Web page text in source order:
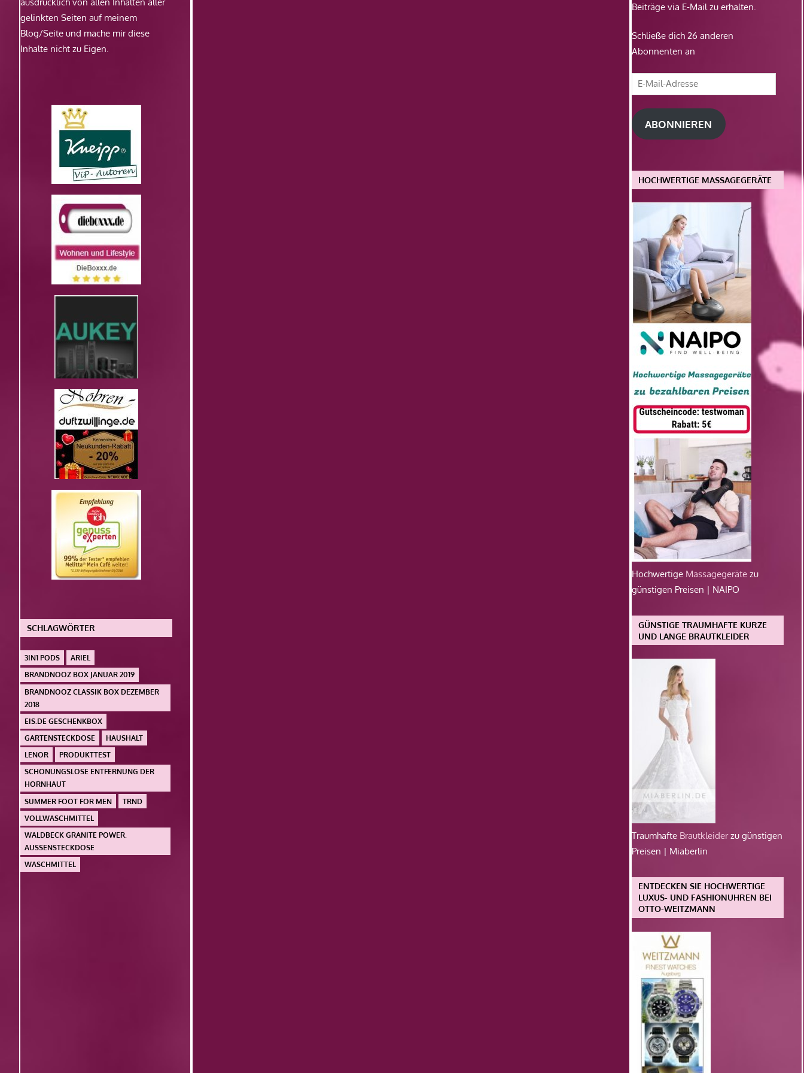
gelinkten Seiten auf meinem
Blog/Seite und mache mir diese
Inhalte nicht zu Eigen.
SCHLAGWÖRTER
3IN1 PODS
ARIEL
BRANDNOOZ BOX JANUAR 2019
BRANDNOOZ CLASSIK BOX DEZEMBER
2018
EIS.DE GESCHENKBOX
GARTENSTECKDOSE
HAUSHALT
LENOR
PRODUKTTEST
SCHONUNGSLOSE ENTFERNUNG DER
HORNHAUT
SUMMER FOOT FOR MEN
TRND
VOLLWASCHMITTEL
WALDBECK GRANITE POWER.
AUSSENSTECKDOSE
WASCHMITTEL
Beiträge via E-Mail zu erhalten.
Schließe dich 26 anderen
Abonnenten an
E-
Mail-
Adresse
ABONNIEREN
HOCHWERTIGE MASSAGEGERÄTE
Hochwertige Massagegeräte zu
günstigen Preisen | NAIPO
GÜNSTIGE TRAUMHAFTE KURZE
UND LANGE BRAUTKLEIDER
Traumhafte Brautkleiderzu günstigen
Preisen | Miaberlin
ENTDECKEN SIE HOCHWERTIGE
LUXUS- UND FASHIONUHREN BEI
OTTO-WEITZMANN